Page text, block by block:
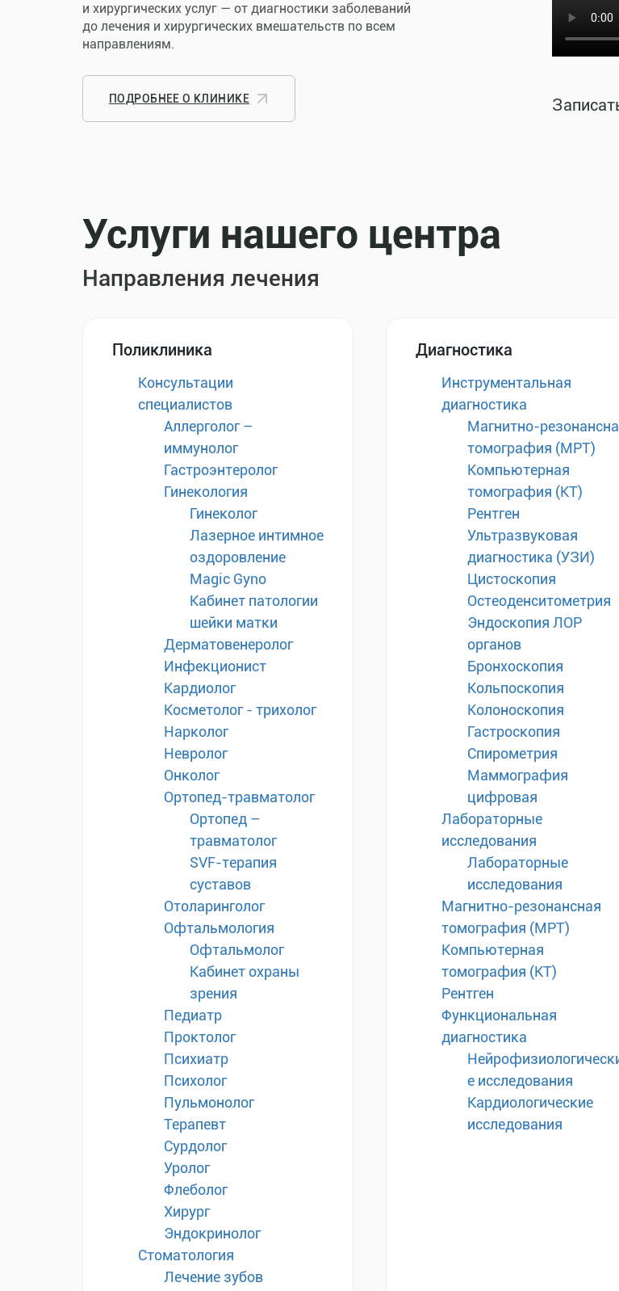
и хирургических услуг — от диагностики заболеваний
до лечения и хирургических вмешательств по всем
направлениям.
ПОДРОБНЕЕ О КЛИНИКЕ
Услуги нашего центра
Направления лечения
Поликлиника
Консультации
специалистов
Аллерголог –
иммунолог
Гастроэнтеролог
Гинекология
Гинеколог
Лазерное интимное
оздоровление
Magic Gyno
Кабинет патологии
шейки матки
Дерматовенеролог
Инфекционист
Кардиолог
Косметолог - трихолог
Нарколог
Невролог
Онколог
Ортопед-травматолог
Ортопед –
травматолог
SVF-терапия
суставов
Отоларинголог
Офтальмология
Офтальмолог
Кабинет охраны
зрения
Педиатр
Проктолог
Психиатр
Психолог
Пульмонолог
Терапевт
Сурдолог
Уролог
Флеболог
Хирург
Эндокринолог
Стоматология
Лечение зубов
Диагностика
Инструментальная
диагностика
Магнитно-
томография (МРТ)
Компьютерная
томография (КТ)
Рентген
Ультразвуковая
диагностика (УЗИ)
Цистоскопия
Остеоденситометрия
Эндоскопия ЛОР
органов
Бронхоскопия
Кольпоскопия
Колоноскопия
Гастроскопия
Спирометрия
Маммография
цифровая
Лабораторные
исследования
Лабораторные
исследования
Магнитно-резонансная
томография (МРТ)
Компьютерная
томография (КТ)
Рентген
Функциональная
диагностика
е исследования
Кардиологические
исследования